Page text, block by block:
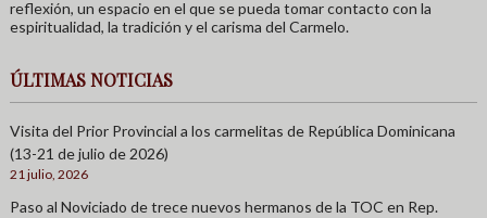
reflexión, un espacio en el que se pueda tomar contacto con la
espiritualidad, la tradición y el carisma del Carmelo.
ÚLTIMAS NOTICIAS
Visita del Prior Provincial a los carmelitas de República Dominicana
(13-21 de julio de 2026)
21 julio, 2026
Paso al Noviciado de trece nuevos hermanos de la TOC en Rep.